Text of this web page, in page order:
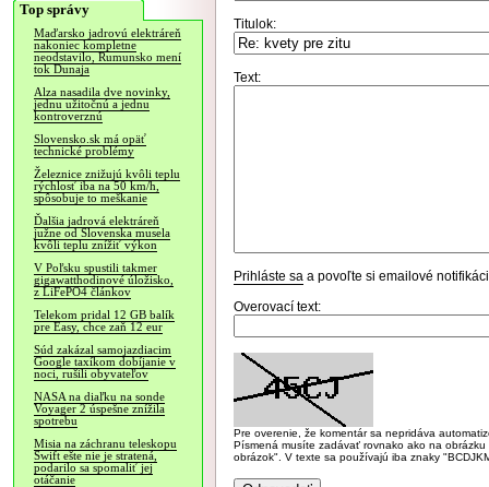
Top správy
Maďarsko jadrovú elektráreň
nakoniec kompletne
neodstavilo, Rumunsko mení
tok Dunaja
Alza nasadila dve novinky,
jednu užitočnú a jednu
kontroverznú
Slovensko.sk má opäť
technické problémy
Železnice znižujú kvôli teplu
rýchlosť iba na 50 km/h,
spôsobuje to meškanie
Ďalšia jadrová elektráreň
južne od Slovenska musela
kvôli teplu znížiť výkon
V Poľsku spustili takmer
gigawatthodinové úložisko,
z LiFePO4 článkov
Telekom pridal 12 GB balík
pre Easy, chce zaň 12 eur
Súd zakázal samojazdiacim
Google taxíkom dobíjanie v
noci, rušili obyvateľov
NASA na diaľku na sonde
Voyager 2 úspešne znížila
spotrebu
Misia na záchranu teleskopu
Swift ešte nie je stratená,
podarilo sa spomaliť jej
otáčanie
Titulok:
Text:
Prihláste sa a povoľte si emailové
Overovací text:
Pre overenie, že komentár sa nepridáva
Písmená musíte zadávať rovnako ako na
obrázok". V texte sa používajú iba znaky